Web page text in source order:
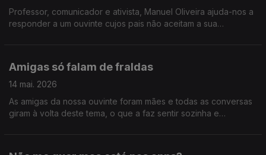
Professor, comunicador e ativista, Manuel Oliveira ajuda-nos a
responder a um ouvinte cujos pais não aceitam a sua
Amigas só falam de fraldas
14 mai. 2026
As amigas da nossa ouvinte foram mães e todas as conversas
giram à volta deste tema, o que a faz sentir sozinha e